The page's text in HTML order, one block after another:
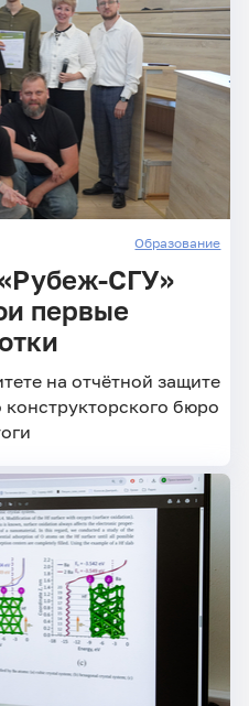
Образование
СГУ»
первые
на отчётной защите
конструкторского бюро